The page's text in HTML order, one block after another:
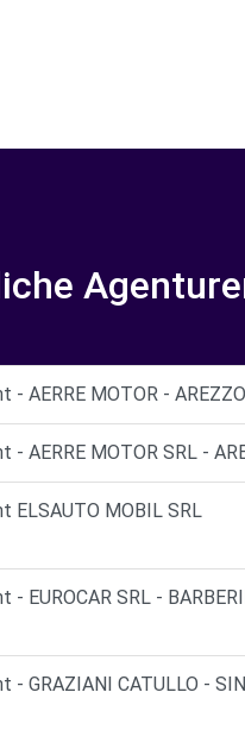
- AERRE MOTOR -
- AERRE MOTOR SRL -
ELSAUTO MOBIL SRL
- EUROCAR SRL -
- GRAZIANI CATULLO -